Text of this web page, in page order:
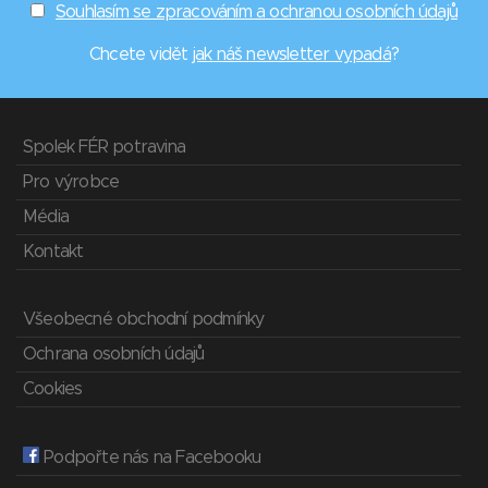
Souhlasím se zpracováním a ochranou osobních údajů
Chcete vidět jak náš newsletter vypadá?
Spolek FÉR potravina
Pro výrobce
Média
Kontakt
Všeobecné obchodní podmínky
Ochrana osobních údajů
Cookies
Podpořte nás na Facebooku